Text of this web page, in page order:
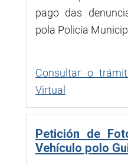
pago das
pola Policía
Consultar o
Virtual
Petición de
Vehículo polo